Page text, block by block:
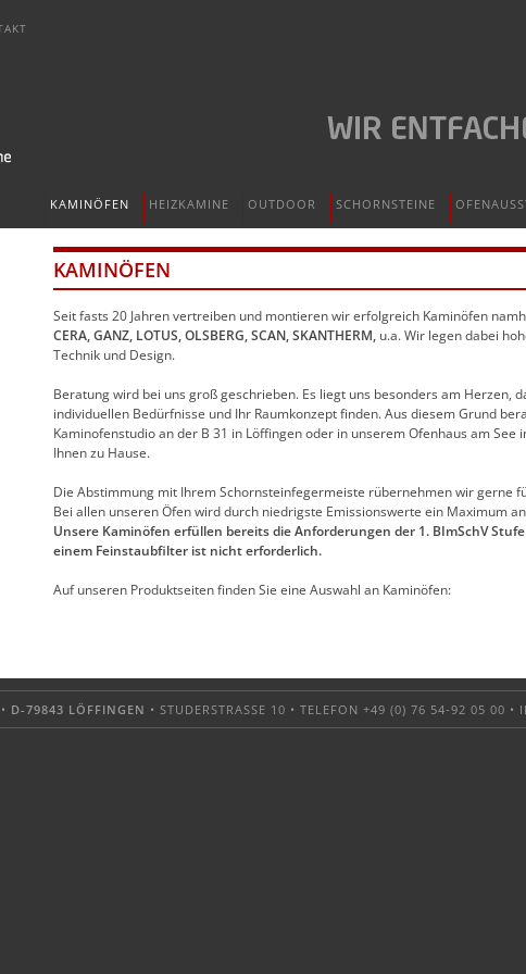
KAMINÖFEN HEIZKAMINE OUTDOOR SCHORNSTEINE
KAMINÖFEN
Seit fasts 20 Jahren vertreiben und montieren wir erfolgreich Kaminöfen
CERA, GANZ, LOTUS, OLSBERG, SCAN, SKANTHERM, u.a. Wir legen dabei
Technik und Design.
Beratung wird bei uns groß geschrieben. Es liegt uns besonders am Herzen,
individuellen Bedürfnisse und Ihr Raumkonzept finden. Aus diesem Grund
Kaminofenstudio an der B 31 in Löffingen oder in unserem Ofenhaus am See
Ihnen zu Hause.
Die Abstimmung mit Ihrem Schornsteinfegermeiste rübernehmen wir gerne
Bei allen unseren Öfen wird durch niedrigste Emissionswerte ein Maximum
Unsere Kaminöfen erfüllen bereits die Anforderungen der 1. BImSchV
einem Feinstaubfilter ist nicht erforderlich.
Auf unseren Produktseiten finden Sie eine Auswahl an Kaminöfen:
D-79843 LÖFFINGEN • STUDERSTRASSE 10 • TELEFON +49 (0) 76 54-92 05 00 •